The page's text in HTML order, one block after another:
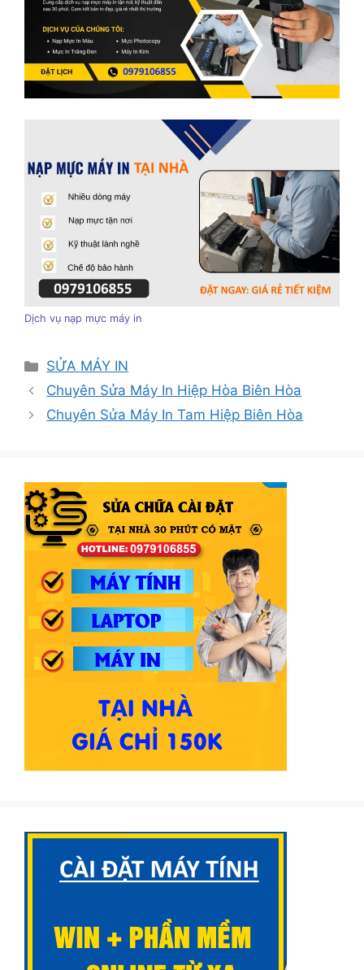
Dịch vụ nạp mực máy in
Danh
mục
SỬA MÁY IN
Chuyên Sửa Máy In Hiệp Hòa Biên Hòa
Chuyên Sửa Máy In Tam Hiệp Biên Hòa